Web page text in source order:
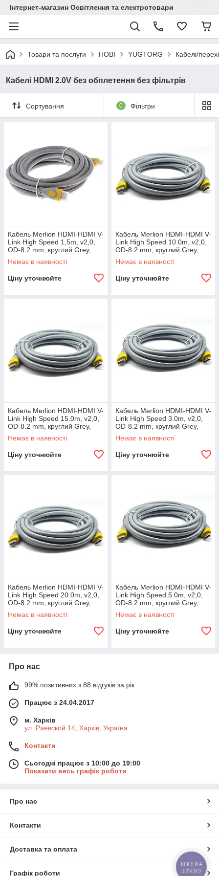
Інтернет-магазин Освітлення та електротовари
Товари та послуги НОВІ YUGTORG Кабелі/
Кабелі HDMI 2.0V без обплетення без фільтрів
Сортування 0 Фільтри
Кабель Merlion HDMI-HDMI V-
Link High Speed 1,5m, v2,0,
OD-8.2 mm, круглий Grey,
конектор Grey/Yellow, (Пакет),
Немає в наявності
Ціну уточнюйте
Кабель Merlion HDMI-HDMI V-
Link High Speed 10.0m, v2,0,
OD-8.2 mm, круглий Grey,
конектор Grey/Yellow,
Немає в наявності
Ціну уточнюйте
Кабель Merlion HDMI-HDMI V-
Link High Speed 15.0m, v2,0,
OD-8.2 mm, круглий Grey,
конектор Grey/Yellow,
Немає в наявності
Ціну уточнюйте
Кабель Merlion HDMI-HDMI V-
Link High Speed 3.0m, v2,0,
OD-8.2 mm, круглий Grey,
конектор Grey/Yellow, (Пакет),
Немає в наявності
Ціну уточнюйте
Кабель Merlion HDMI-HDMI V-
Link High Speed 20.0m, v2,0,
OD-8.2 mm, круглий Grey,
конектор Grey/Yellow,
Немає в наявності
Ціну уточнюйте
Кабель Merlion HDMI-HDMI V-
Link High Speed 5.0m, v2,0,
OD-8.2 mm, круглий Grey,
конектор Grey/Yellow, (Пакет),
Немає в наявності
Ціну уточнюйте
Про нас
99% позитивних з 88 відгуків за рік
Працює з 24.04.2017
м. Харків
ул .Раевской 14, Харків, Україна
Контакти
Сьогодні працює з 10:00 до 19:00
Показати весь графік роботи
Про нас
Контакти
Доставка та оплата
Графік роботи
КНОПКА
ЗВ'ЯЗКУ